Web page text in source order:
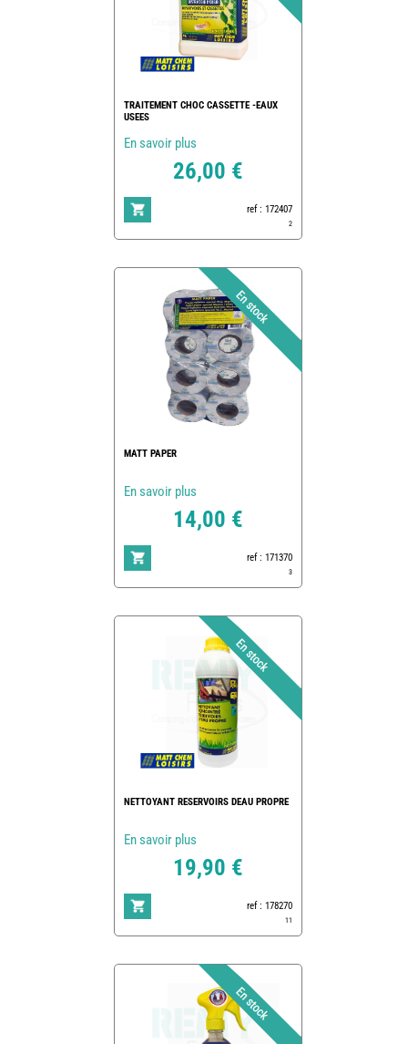
TRAITEMENT CHOC CASSETTE -EAUX
USEES
En savoir plus
26,00 €
ref : 172407
2
MATT PAPER
En savoir plus
14,00 €
ref : 171370
3
NETTOYANT RESERVOIRS DEAU PROPRE
En savoir plus
19,90 €
ref : 178270
11